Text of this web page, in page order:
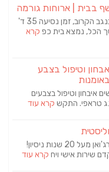
בבית | ארוחות גורמה
בישוב צוחר, ישוב קהילתי שקט בנגב הקרוב, זמן נסיעה 35 ד'
קרא
וטיפול בצבע
איבחון וטיפול בצבעים
טראפי. התקש קרא עוד
ברוכים הבאים למכון של חדוה ארג'ואן מעל 20 שנות ניסיון!
שירות אישי ויח קרא עוד